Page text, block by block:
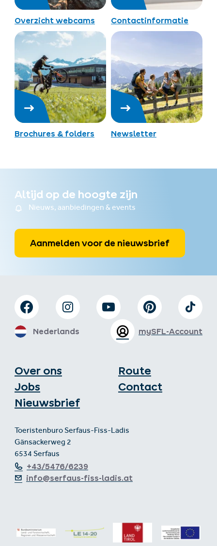
Overzicht webcams Contactinformatie
Brochures & folders Newsletter
Altijd op de hoogte zijn
Nieuws, aanbiedingen & events
Aanmelden voor de nieuwsbrief
Over ons
Jobs
Nieuwsbrief
Route
Contact
Toeristenburo Serfaus-Fiss-Ladis
Gänsackerweg 2
6534 Serfaus
+43/5476/6239
info@serfaus-fiss-ladis.at
mySFL-Account
Nederlands